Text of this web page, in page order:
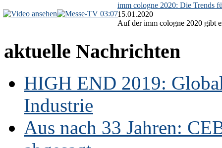
03:07
imm cologne 2020: Die Trends
15.01.2020
Auf der imm cologne 2020 gibt
aktuelle Nachrichten
HIGH END 2019:
Industrie
Aus nach 33 Jahren: